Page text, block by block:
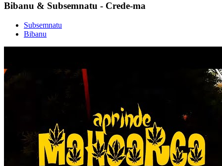
Bibanu & Subsemnatu - Crede-ma
Subsemnatu
Bibanu